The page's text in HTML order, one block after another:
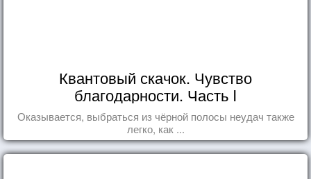
Квантовый скачок. Чувство
благодарности. Часть I
Оказывается, выбраться из чёрной полосы неудач также
легко, как ...